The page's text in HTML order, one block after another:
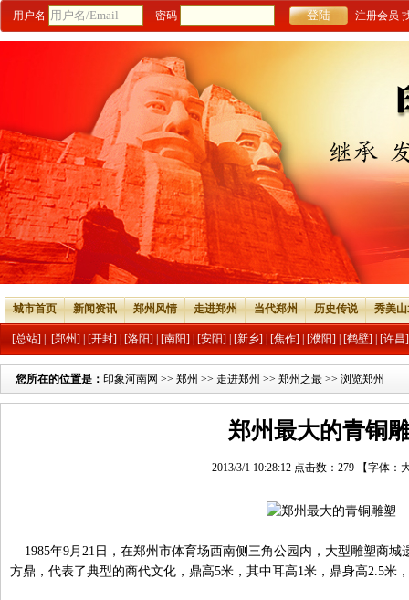
用户名 密码 注册会员
城市首页 新闻资讯 郑州风情 走进郑州 当代郑州 历史传说 秀美
[总站] [郑州] [开封] [洛阳] [南阳] [安阳] [新乡] [焦作] [濮阳] [鹤壁] [许昌]
您所在的位置是： 印象河南网 >> 郑州 >> 走进郑州 >> 郑州之最 >> 浏览郑州
郑州最大的青铜
2013/3/1 10:28:12 点击数：279 【字体：
1985年9月21日，在郑州市体育场西南侧三角公园内，大型雕塑商城
方鼎，代表了典型的商代文化，鼎高5米，其中耳高1米，鼎身高2.5米